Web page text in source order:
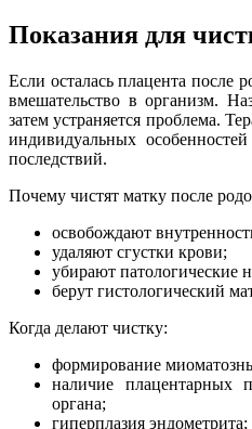
Показания для
Если осталась плацента после
вмешательство в организм.
затем устраняется проблема.
индивидуальных
последствий.
Почему чистят матку после
освобождают
удаляют сгустки крови;
убирают патологические
берут гистологический
Когда делают чистку:
формирование
наличие плацентарных
органа;
гиперплазия эндометрита;